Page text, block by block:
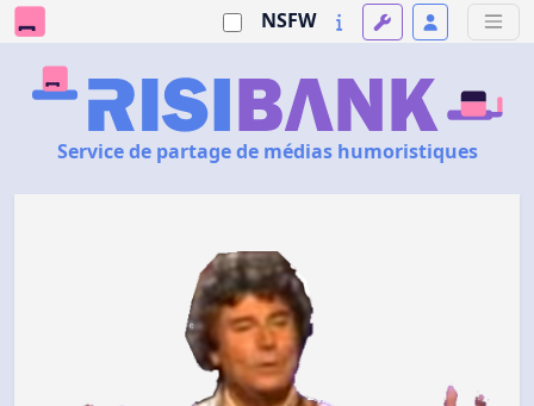
NSFW
Service de partage de médias humoristiques